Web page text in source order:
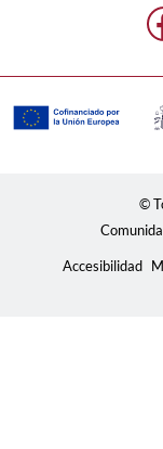
©
Accesibilidad